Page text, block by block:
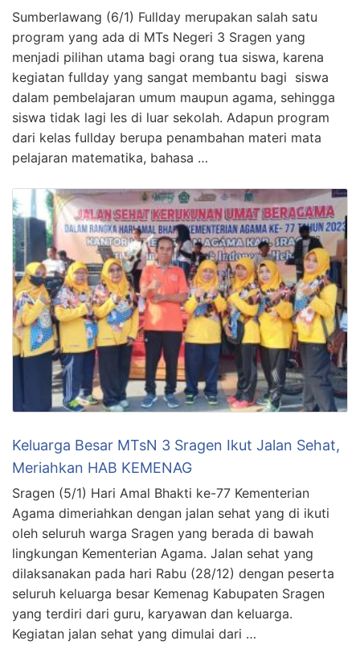
Sumberlawang (6/1) Fullday merupakan salah satu
program yang ada di MTs Negeri 3 Sragen yang
menjadi pilihan utama bagi orang tua siswa, karena
kegiatan fullday yang sangat membantu bagi siswa
dalam pembelajaran umum maupun agama, sehingga
siswa tidak lagi les di luar sekolah. Adapun program
dari kelas fullday berupa penambahan materi mata
pelajaran matematika, bahasa …
Keluarga Besar MTsN 3 Sragen Ikut Jalan Sehat,
Meriahkan HAB KEMENAG
Sragen (5/1) Hari Amal Bhakti ke-77 Kementerian
Agama dimeriahkan dengan jalan sehat yang di ikuti
oleh seluruh warga Sragen yang berada di bawah
lingkungan Kementerian Agama. Jalan sehat yang
dilaksanakan pada hari Rabu (28/12) dengan peserta
seluruh keluarga besar Kemenag Kabupaten Sragen
yang terdiri dari guru, karyawan dan keluarga.
Kegiatan jalan sehat yang dimulai dari …